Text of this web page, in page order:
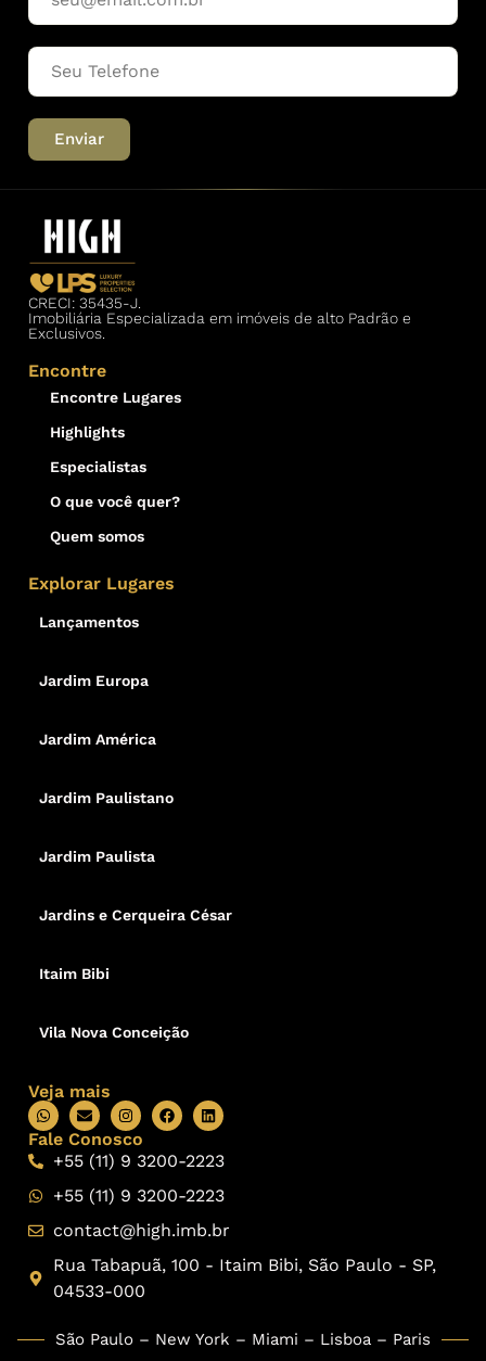
Enviar
CRECI: 35435-J.
Imobiliária Especializada em imóveis de alto Padrão e
Exclusivos.
Encontre
Encontre Lugares
Highlights
Especialistas
O que você quer?
Quem somos
Explorar Lugares
Lançamentos
Jardim Europa
Jardim América
Jardim Paulistano
Jardim Paulista
Jardins e Cerqueira César
Itaim Bibi
Vila Nova Conceição
Veja mais
Fale Conosco
+55 (11) 9 3200-2223
+55 (11) 9 3200-2223
contact@high.imb.br
Rua Tabapuã, 100 - Itaim Bibi, São Paulo - SP,
04533-000
São Paulo – New York – Miami – Lisboa – Paris